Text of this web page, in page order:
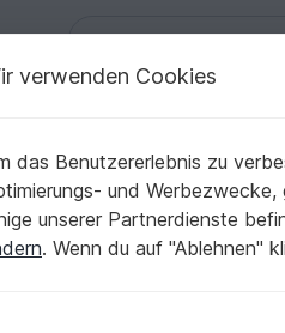
verwenden Cookies
das Benutzererlebnis zu
und Werbezwecke,
unserer Partnerdienste
. Wenn du auf "Ablehnen"